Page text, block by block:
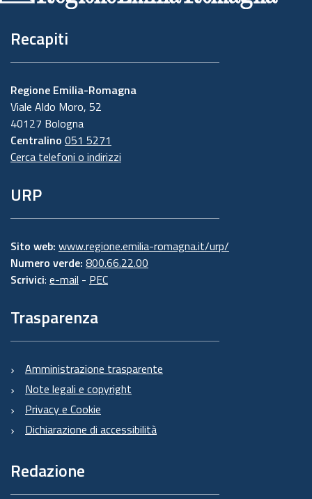
Recapiti
Regione Emilia-Romagna
Viale Aldo Moro, 52
40127 Bologna
Centralino 051 5271
Cerca telefoni o indirizzi
URP
Sito web: www.regione.emilia-romagna.it/urp/
Numero verde: 800.66.22.00
Scrivici: e-mail - PEC
Trasparenza
Amministrazione trasparente
Note legali e copyright
Privacy e Cookie
Dichiarazione di accessibilità
Redazione